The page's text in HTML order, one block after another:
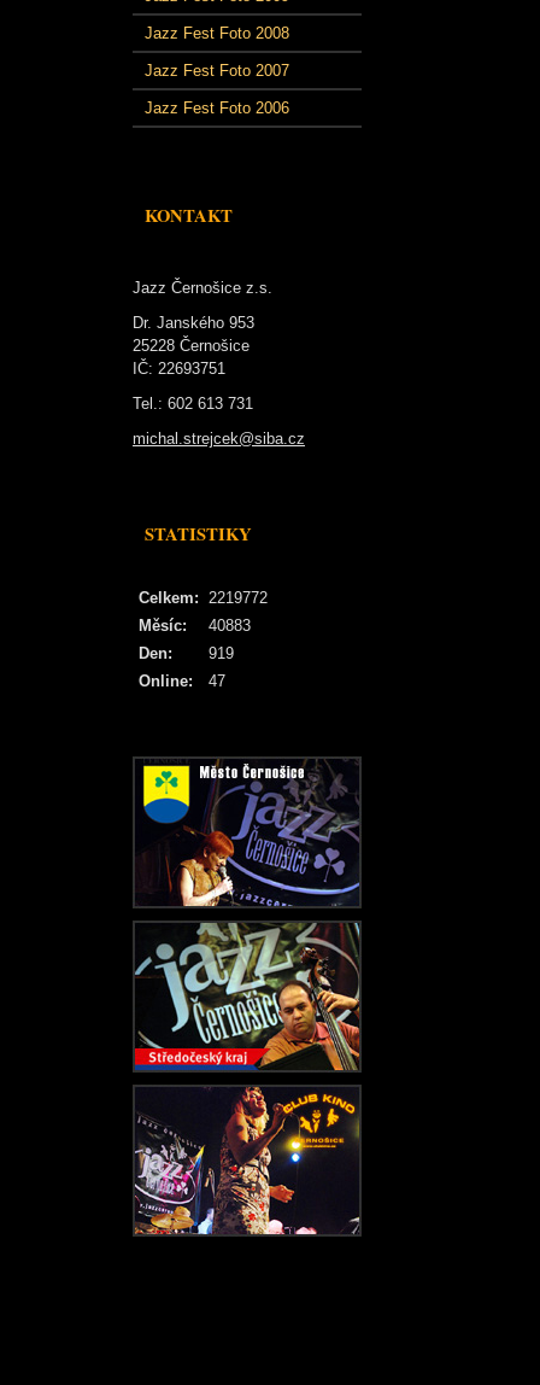
Jazz Fest Foto 2008
Jazz Fest Foto 2007
Jazz Fest Foto 2006
KONTAKT
Jazz Černošice z.s.
Dr. Janského 953
25228 Černošice
IČ: 22693751
Tel.: 602 613 731
michal.strejcek@siba.cz
STATISTIKY
Online: 47
Celkem: 2219772
Měsíc:
40883
Den:
919